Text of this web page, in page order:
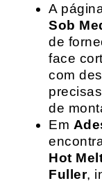
A
Sob
de
face
com
de
Em
Hot
Fuller,